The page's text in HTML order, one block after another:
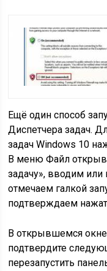
Ещё один способ
Диспетчера задач.
задач Windows 10
В меню Файл
задачу», вводим или
отмечаем галкой
подтверждаем
В открывшемся окне
подтвердите
перезапустить